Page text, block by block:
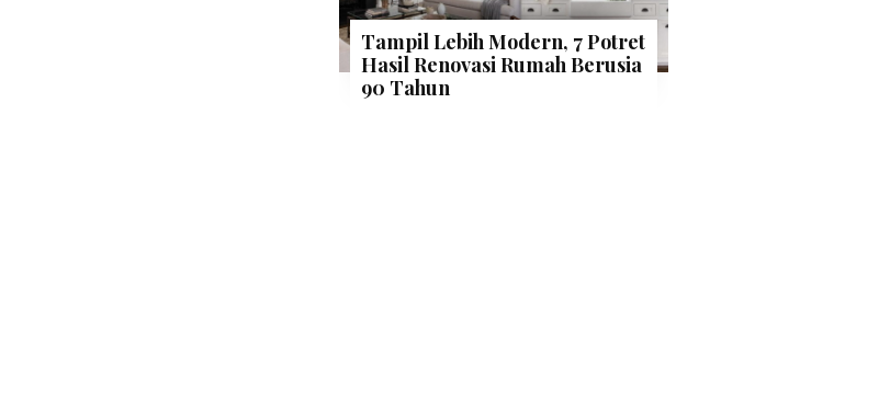
Tampil Lebih Modern, 7 Potret
Hasil Renovasi Rumah Berusia
90 Tahun